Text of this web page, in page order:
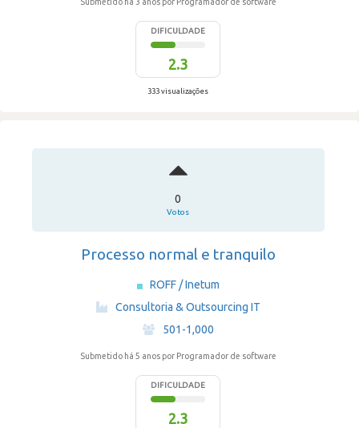
DIFICULDADE
2.3
333 visualizações
0
Votos
Processo normal e tranquilo
ROFF / Inetum
·
Consultoria & Outsourcing IT
·
501-1,000
Submetido há 5 anos por Programador de software
DIFICULDADE
2.3